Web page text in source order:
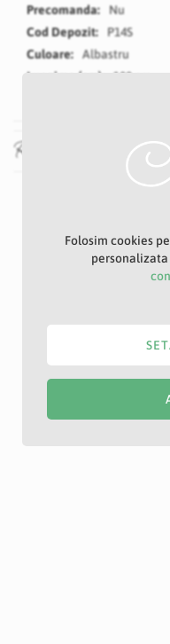
Specificatii
Nu
P14S
Albastru
100 cm
Recenzii
Folosim cookies
personalizata